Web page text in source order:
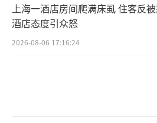
上海一酒店房间爬满床虱 住客反
酒店态度引众怒
2026-08-06 17:16:24